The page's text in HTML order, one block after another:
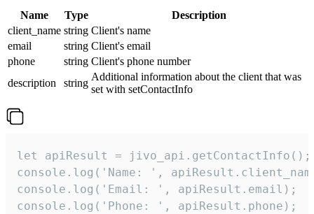
Name Type
Description
client_name string Client's name
email
string Client's email
phone
string Client's phone number
description
string
Additional information about the client that was
set with setContactInfo
let apiResult = jivo_api.getContactInfo();
console.log('Name: ',
console.log('Email: ', apiResult.email);
console.log('Phone: ', apiResult.phone);